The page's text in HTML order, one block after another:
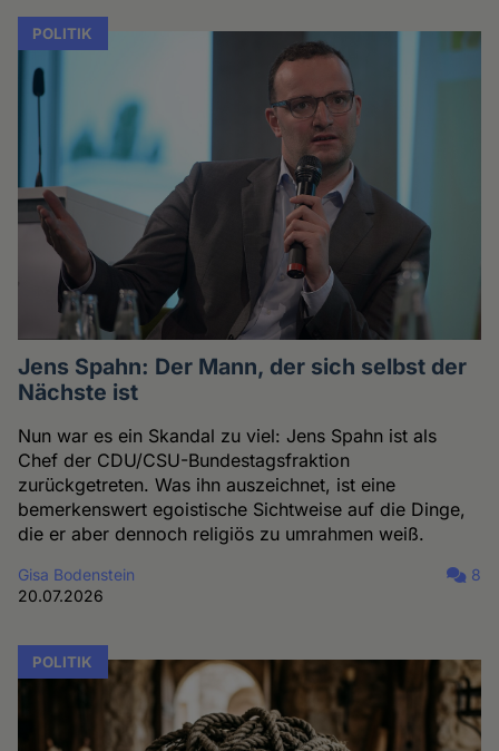
POLITIK
Jens Spahn: Der Mann, der sich selbst der
Nächste ist
Nun war es ein Skandal zu viel: Jens Spahn ist als
Chef der CDU/CSU-Bundestagsfraktion
zurückgetreten. Was ihn auszeichnet, ist eine
bemerkenswert egoistische Sichtweise auf die Dinge,
die er aber dennoch religiös zu umrahmen weiß.
Gisa Bodenstein
20.07.2026
8
POLITIK